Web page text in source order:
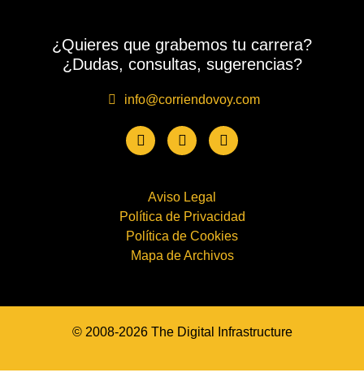
¿Quieres que grabemos tu carrera?
¿Dudas, consultas, sugerencias?
info@corriendovoy.com
Aviso Legal
Política de Privacidad
Política de Cookies
Mapa de Archivos
© 2008-2026 The Digital Infrastructure